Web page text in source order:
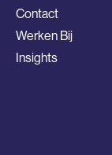
Contact
Werken Bij
Insights